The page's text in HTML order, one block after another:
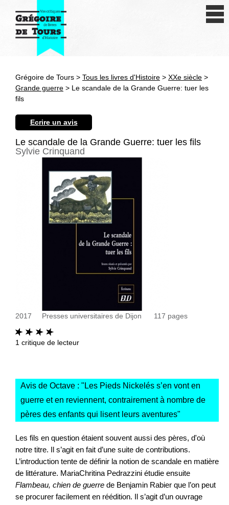
Antiquité
XXe siècle
Autres civilisations
Thématiques
Grégoire de Tours > Tous les livres d'Histoire > XXe siècle >
Grande guerre > Le scandale de la Grande Guerre: tuer les
fils
Ecrire un avis
Le scandale de la Grande Guerre: tuer les fils
Sylvie Crinquand
2017 Presses universitaires de Dijon 117 pages
1 critique de lecteur
Avis de Octave : " Les Pieds Nickelés s’en vont en
guerre et en reviennent, contrairement à nombre de
pères des enfants qui lisent leurs aventures"
Les fils en question étaient souvent aussi des pères, d'où
notre titre. Il s’agit en fait d’une suite de contributions.
L’introduction tente de définir la notion de scandale en matière
de littérature. MariaChritina Pedrazzini étudie ensuite
Flambeau, chien de guerre de Benjamin Rabier que l’on peut
se procurer facilement en réédition. Il s’agit d’un ouvrage